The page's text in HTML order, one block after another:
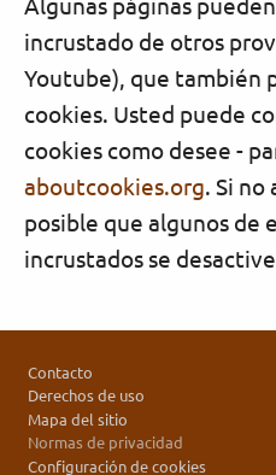
incrustado de otros
Youtube), que también
cookies. Usted puede
cookies como desee -
aboutcookies.org. Si no
posible que algunos de
incrustados se
Contacto
Derechos de uso
Mapa del sitio
Normas de privacidad
Configuración de cookies